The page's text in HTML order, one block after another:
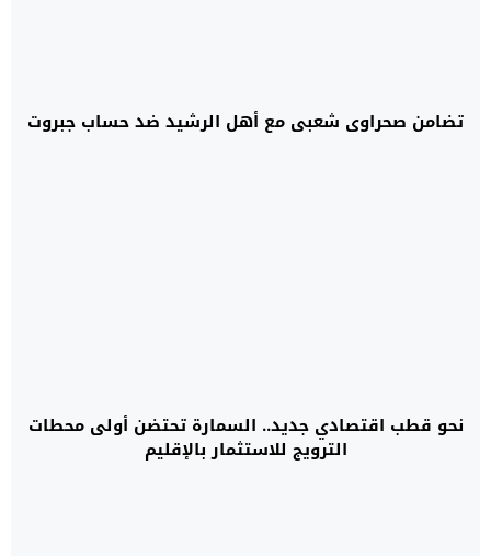
تضامن صحراوي شعبي مع أهل الرشيد ضد حساب جبروت
نحو قطب اقتصادي جديد.. السمارة تحتضن أولى محطات
الترويج للاستثمار بالإقليم